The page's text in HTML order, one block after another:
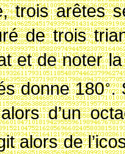
trois arêtes
de trois
et de noter
donne180∘.
d’un
alors de